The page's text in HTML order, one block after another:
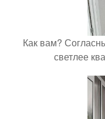
Как вам?
светлее